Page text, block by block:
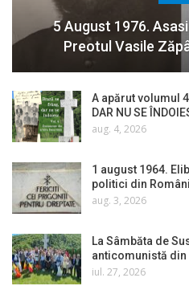
5 August 1976.
Preotul Vasile
A apărut volumul
DAR NU SE
aug. 4, 2026
1 august 1964.
politici din
aug. 3, 2026
La Sâmbăta de
anticomunistă din
iul. 27, 2026